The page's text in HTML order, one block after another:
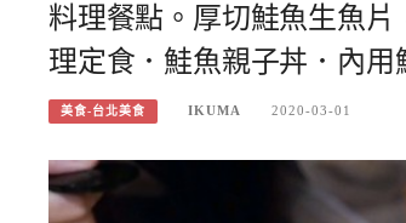
料理餐點。厚切鮭魚生魚
理定食．鮭魚親子丼．內用
美食-台北美食 IKUMA 2020-03-01